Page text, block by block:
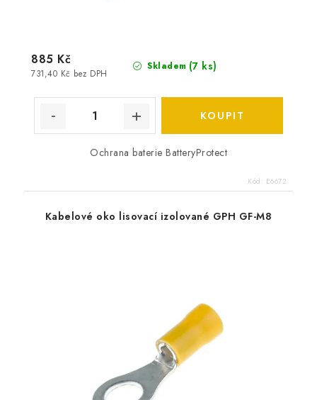
Skladem (7 ks)
731,40 Kč bez DPH
885 Kč
Ochrana baterie BatteryProtect
Kód: E6672
Kabelové oko lisovací izolované GPH GF-M8